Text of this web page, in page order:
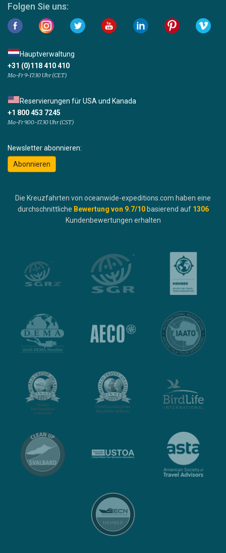
Folgen Sie uns:
Hauptverwaltung
+31 (0)118 410 410
Mo-Fr 9-17:30 Uhr (CET)
Reservierungen für USA und Kanada
+1 800 453 7245
Mo-Fr 9.00-17.30 Uhr (CST)
Newsletter abonnieren:
Abonnieren
Die Kreuzfahrten von oceanwide-expeditions.com haben eine
durchschnittliche Bewertung von 9.7/10 basierend auf 1306
Kundenbewertungen erhalten